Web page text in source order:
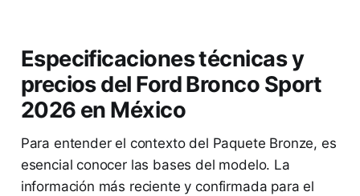
Especificaciones técnicas y
precios del Ford Bronco Sport
2026 en México
Para entender el contexto del Paquete Bronze, es
esencial conocer las bases del modelo. La
información más reciente y confirmada para el